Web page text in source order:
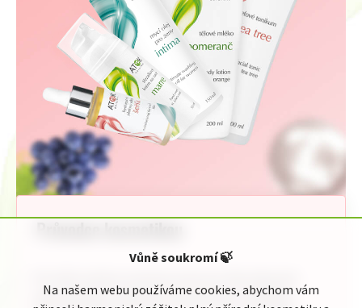
Vůně soukromí🍃
Na našem webu používáme cookies, abychom vám
jednoduchého průvodce kosmetickou nabídkou